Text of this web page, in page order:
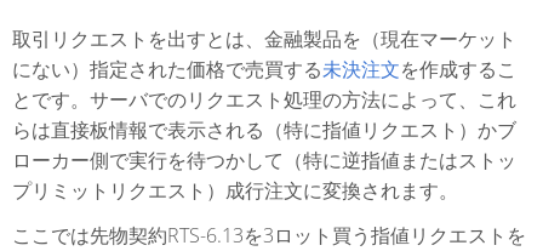
取引リクエストを出すとは、金融製品を（現在マーケット
にない）指定された価格で売買する未決注文を作成するこ
とです。サーバでのリクエスト処理の方法によって、これ
らは直接板情報で表示される（特に指値リクエスト）かブ
ローカー側で実行を待つかして（特に逆指値またはストッ
プリミットリクエスト）成行注文に変換されます。
ここでは先物契約RTS-6.13を3ロット買う指値リクエストを